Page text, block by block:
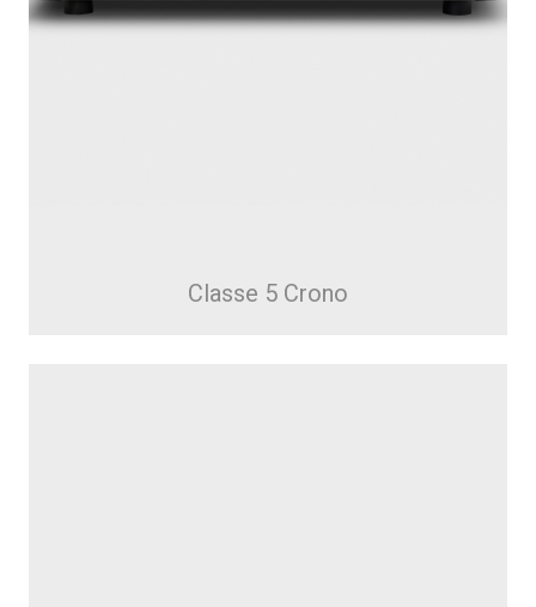
Classe 5 Crono